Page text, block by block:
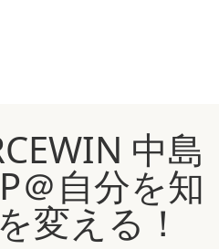
中島
＠自分を知
変える！